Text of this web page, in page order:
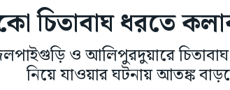
চিতাবাঘ ধরতে
ও আলিপুরদুয়ারে
নিয়ে যাওয়ার ঘটনায় আতঙ্ক